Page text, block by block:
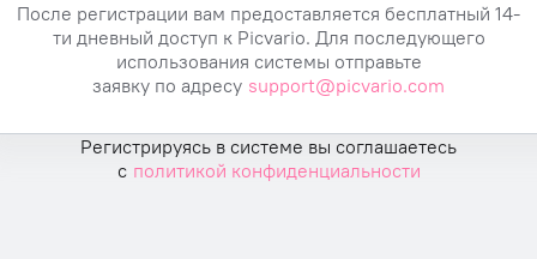
После регистрации вам предоставляется бесплатный 14-
ти дневный доступ к Picvario. Для последующего
использования системы отправьте
заявку по адресу support@picvario.com
Регистрируясь в системе вы соглашаетесь
с политикой конфиденциальности